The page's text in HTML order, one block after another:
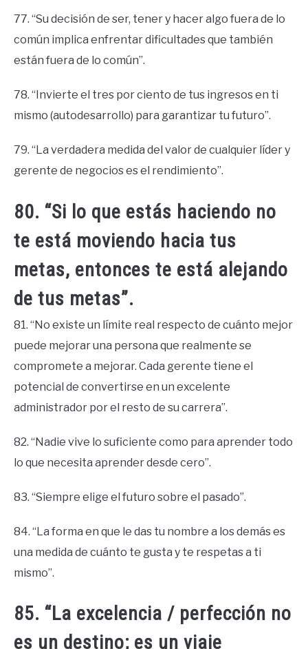
77. “Su decisión de ser, tener y hacer algo fuera de lo
común implica enfrentar dificultades que también
están fuera de lo común”.
78. “Invierte el tres por ciento de tus ingresos en ti
mismo (autodesarrollo) para garantizar tu futuro”.
79. “La verdadera medida del valor de cualquier líder y
gerente de negocios es el rendimiento”.
80. “Si lo que estás haciendo no
te está moviendo hacia tus
metas, entonces te está alejando
de tus metas”.
81. “No existe un límite real respecto de cuánto mejor
puede mejorar una persona que realmente se
compromete a mejorar. Cada gerente tiene el
potencial de convertirse en un excelente
administrador por el resto de su carrera”.
82. “Nadie vive lo suficiente como para aprender todo
lo que necesita aprender desde cero”.
83. “Siempre elige el futuro sobre el pasado”.
84. “La forma en que le das tu nombre a los demás es
una medida de cuánto te gusta y te respetas a ti
mismo”.
85. “La excelencia / perfección no
es un destino; es un viaje